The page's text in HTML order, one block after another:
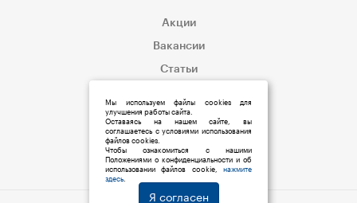
Акции
Вакансии
Статьи
Мы используем файлы cookies для
улучшения работы сайта.
Оставаясь на нашем сайте, вы
соглашаетесь с условиями использования
файлов cookies.
Чтобы ознакомиться с нашими
Положениями о конфиденциальности и об
использовании файлов cookie, нажмите
здесь
Я согласен